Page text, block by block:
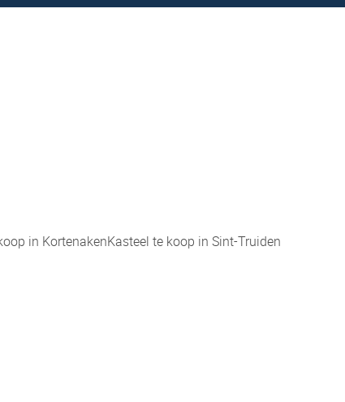
in KortenakenKasteel te koop in Sint-Truiden